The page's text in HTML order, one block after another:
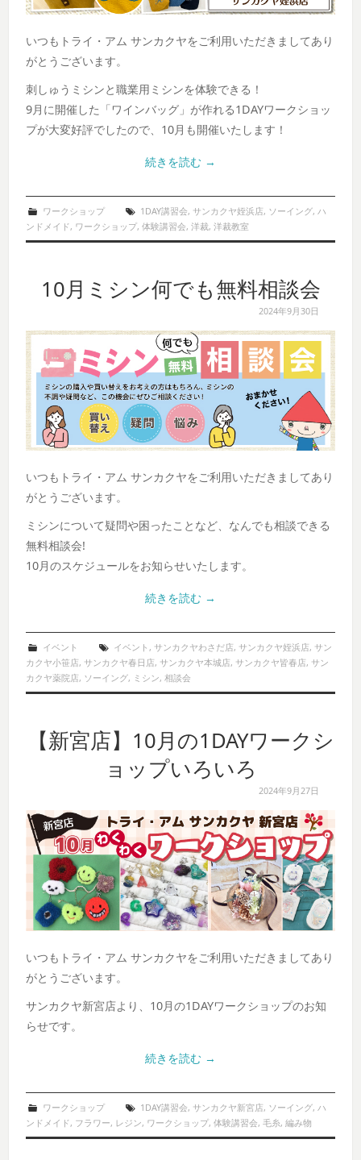
いつもトライ・アム サンカクヤをご利用いただきましてあり
がとうございます。
刺しゅうミシンと職業用ミシンを体験できる！
9月に開催した「ワインバッグ」が作れる1DAYワークショッ
プが大変好評でしたので、10月も開催いたします！
続きを読む →
ワークショップ 1DAY講習会, サンカクヤ姪浜店, ソーイング, ハ
ンドメイド, ワークショップ,体験講習会,洋裁,洋裁教室
10月ミシン何でも無料相談会
2024年9月30日
いつもトライ・アム サンカクヤをご利用いただきましてあり
がとうございます。
ミシンについて疑問や困ったことなど、なんでも相談できる
無料相談会!
10月のスケジュールをお知らせいたします。
続きを読む →
イベント イベント , サンカクヤわさだ店, サンカクヤ姪浜店, サン
カクヤ小笹店, サンカクヤ春日店, サンカクヤ本城店, サンカクヤ皆春店, サン
カクヤ薬院店, ソーイング, ミシン,相談会
【新宮店】10月の1DAYワークシ
ョップいろいろ
2024年9月27日
いつもトライ・アム サンカクヤをご利用いただきましてあり
がとうございます。
サンカクヤ新宮店より、10月の1DAYワークショップのお知
らせです。
続きを読む →
ワークショップ 1DAY講習会, サンカクヤ新宮店, ソーイング,ハ
ンドメイド, フラワー, レジン, ワークショップ,体験講習会,毛糸,編み物